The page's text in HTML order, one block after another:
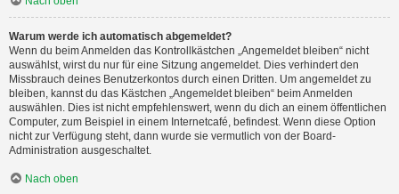
Warum werde ich automatisch abgemeldet?
Wenn du beim Anmelden das Kontrollkästchen „Angemeldet bleiben“ nicht
auswählst, wirst du nur für eine Sitzung angemeldet. Dies verhindert den
Missbrauch deines Benutzerkontos durch einen Dritten. Um angemeldet zu
bleiben, kannst du das Kästchen „Angemeldet bleiben“ beim Anmelden
auswählen. Dies ist nicht empfehlenswert, wenn du dich an einem öffentlichen
Computer, zum Beispiel in einem Internetcafé, befindest. Wenn diese Option
nicht zur Verfügung steht, dann wurde sie vermutlich von der Board-
Administration ausgeschaltet.
Nach oben